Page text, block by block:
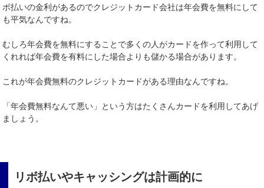
ボ払いの金利があるのでクレジットカード会社は年会費を無料にして
も平気なんですね。
むしろ年会費を無料にすることで多くの人がカードを作って利用して
くれれば年会費を有料にした場合よりも儲かる場合があります。
これが年会費無料のクレジットカードがある理由なんですね。
「年会費無料なんて悪い」という方はたくさんカードを利用してあげ
ましょう。
リボ払いやキャッシングは計画的に